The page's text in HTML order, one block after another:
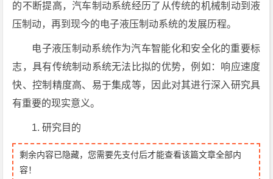
的不断提高，汽车制动系统经历了从传统的机械制动到液
压制动，再到现今的电子液压制动系统的发展历程。
电子液压制动系统作为汽车智能化和安全化的重要标
志，具有传统制动系统无法比拟的优势，例如：响应速度
快、控制精度高、易于集成等，因此对其进行深入研究具
有重要的现实意义。
1. 研究目的
剩余内容已隐藏，您需要先支付后才能查看该篇文章全部内
容！